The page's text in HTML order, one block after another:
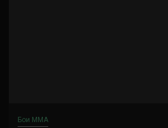
Бои ММА